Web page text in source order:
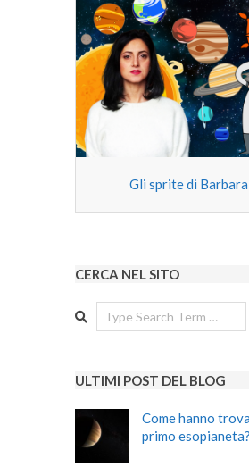
Gli sprite di Barbara
CERCA NEL SITO
Search
ULTIMI POST DEL BLOG
Come hanno
primo esopianeta?